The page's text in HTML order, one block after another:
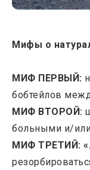
Мифы о
МИФ ПЕРВЫЙ:
бобтейлов
МИФ ВТОРОЙ:
больными и/
МИФ ТРЕТИЙ: «